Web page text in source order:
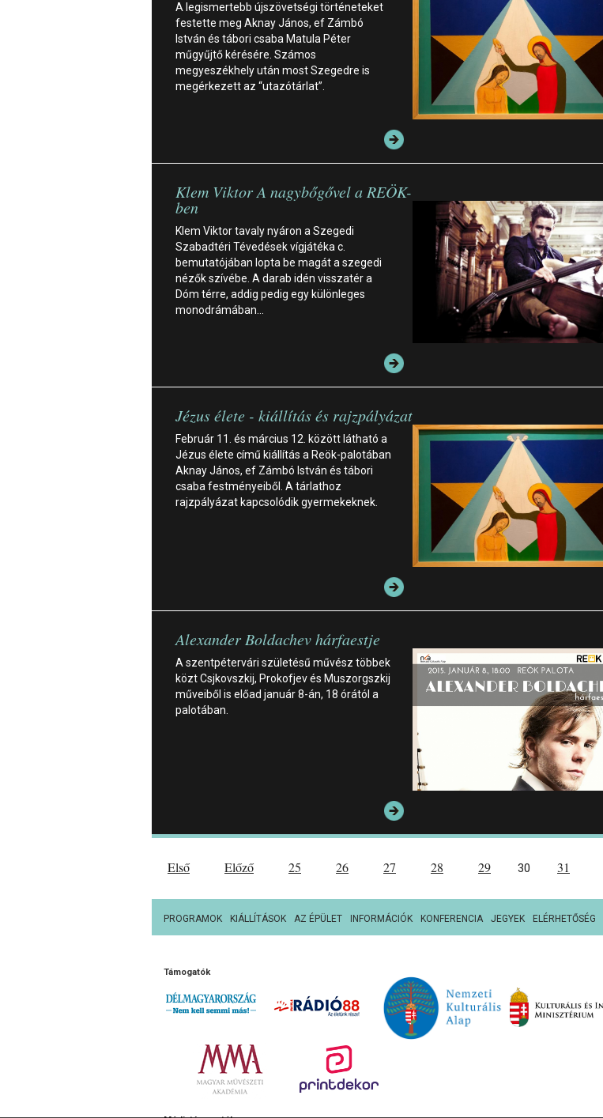
A legismertebb újszövetségi történeteket
festette meg Aknay János, ef Zámbó
István és tábori csaba Matula Péter
műgyűjtő kérésére. Számos
megyeszékhely után most Szegedre is
megérkezett az “utazótárlat”.
Klem Viktor A nagybőgővel a REÖK-
ben
Klem Viktor tavaly nyáron a Szegedi
Szabadtéri Tévedések vígjátéka c.
bemutatójában lopta be magát a szegedi
nézők szívébe. A darab idén visszatér a
Dóm térre, addig pedig egy különleges
monodrámában…
Jézus élete - kiállítás és rajzpályázat
Február 11. és március 12. között látható a
Jézus élete című kiállítás a Reök-palotában
Aknay János, ef Zámbó István és tábori
csaba festményeiből. A tárlathoz
rajzpályázat kapcsolódik gyermekeknek.
Alexander Boldachev hárfaestje
A szentpétervári születésű művész többek
közt Csjkovszkij, Prokofjev és Muszorgszkij
műveiből is előad január 8-án, 18 órától a
palotában.
Első Előző 25 26 27 28 29 30 31
PROGRAMOK KIÁLLÍTÁSOK AZ ÉPÜLET INFORMÁCIÓK KONFERENCIA JEGYEK ELÉRHETŐSÉG
Támogatók